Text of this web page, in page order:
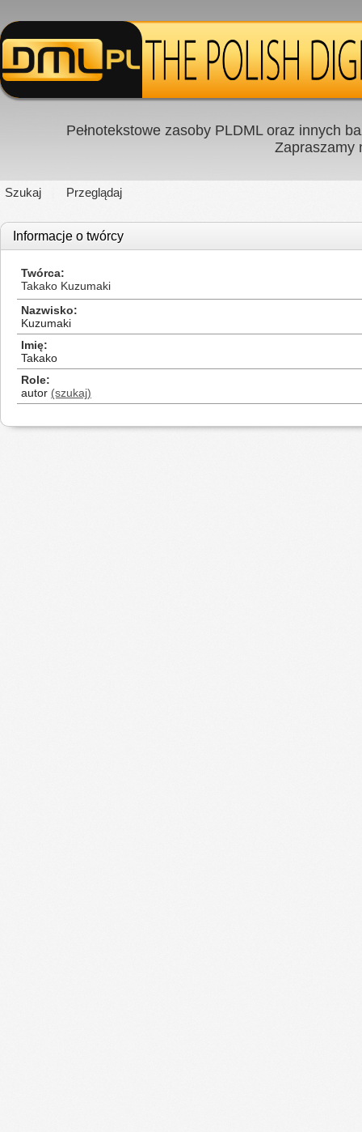
Pełnotekstowe zasoby PLDML oraz innych
Zapraszamy
Szukaj Przeglądaj
Informacje o twórcy
Twórca
Takako Kuzumaki
Nazwisko
Kuzumaki
Imię
Takako
Role
autor (szukaj)